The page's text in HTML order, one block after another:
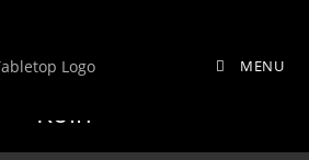
MENU
im Top Tables
Köln